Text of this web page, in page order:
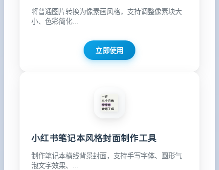
将普通图片转换为像素画风格，支持调整像素块大
小、色彩简化...
立即使用
小红书笔记本风格封面制作工具
制作笔记本横线背景封面，支持手写字体、圆形气
泡文字效果、...